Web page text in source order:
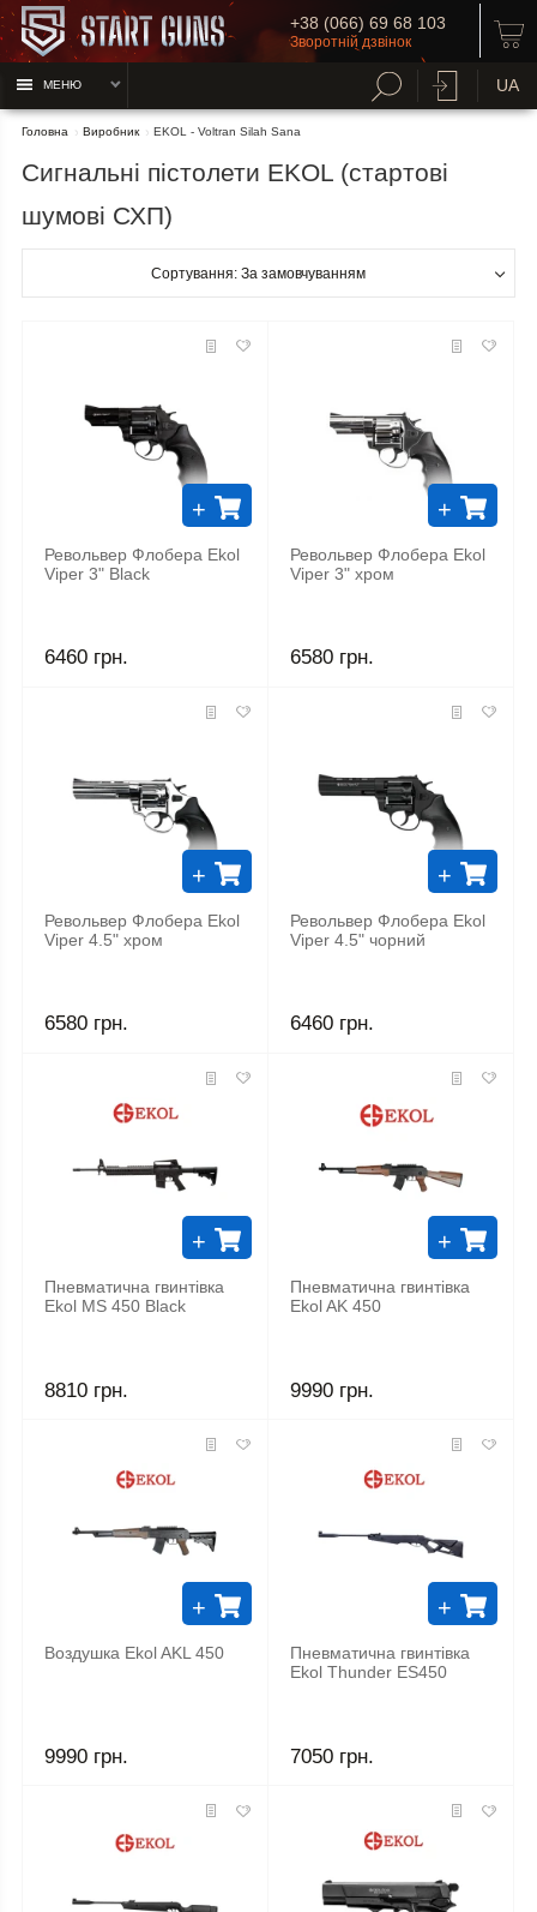
+38 (066) 69 68 103
Зворотній дзвінок
МЕНЮ UA
Головна Виробник EKOL - Voltran Silah Sana
Сигнальні пістолети EKOL (стартові
шумові СХП)
Сортування: За замовчуванням
Револьвер Флобера Ekol
Viper 3" Black
6460 грн.
+
Револьвер Флобера Ekol
Viper 3" хром
6580 грн.
+
Револьвер Флобера Ekol
Viper 4.5" хром
6580 грн.
+
Револьвер Флобера Ekol
Viper 4.5" чорний
6460 грн.
+
Пневматична гвинтівка
Ekol MS 450 Black
8810 грн.
+
Пневматична гвинтівка
Ekol AK 450
9990 грн.
+
Воздушка Ekol AKL 450
9990 грн.
+
Пневматична гвинтівка
Ekol Thunder ES450
7050 грн.
+